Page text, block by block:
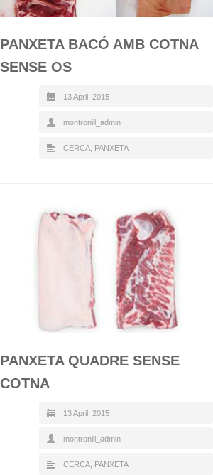
PANXETA BACÓ AMB COTNA
SENSE OS
13 April, 2015
montronill_admin
CERCA PANXETA
PANXETA QUADRE SENSE
COTNA
13 April, 2015
montronill_admin
CERCA PANXETA